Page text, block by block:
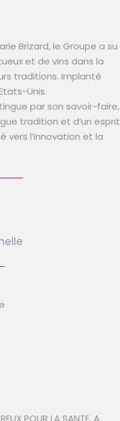
Brizard, le Groupe a su
et de vins dans la
traditions. Implanté
Unis.
par son savoir-faire,
tradition et d’un esprit
vers l’innovation et la
POUR LA SANTE, A